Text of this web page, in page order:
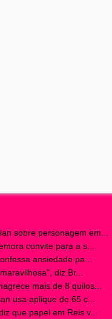
sobre personagem em...
convite para a s...
ansiedade pa...
diz Br...
mais de 8 quilos...
usa aplique de 65 c...
que papel em Reis v...